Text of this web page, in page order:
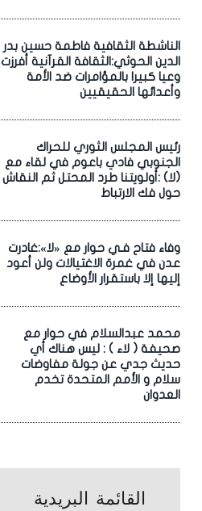
الناشطة الثقافية فاطمة حسين بدر
الدين الحوثي:الثقافة القرآنية أفرزت
وعيا كبيرا بالمؤامرات ضد الأمة
وأعدائها الحقيقيين
رئيس المجلس الثوري للحراك
الجنوبي فادي باعوم في لقاء مع
(لا) :أولويتنا طرد المحتل ثم النقاش
حول فك الارتباط
وفاء فتاح فـي حوار مع «لا»:غادرت
عدن في غمرة الاغتيالات ولن أعود
إليها إلا باستقرار الأوضاع
محمد عبدالسلام في حوار مع
صحيفة ( لاء ) : ليس هناك أي
حديث جدي عن جولة مفاوضات
سلام و الأمم المتحدة تخدم
العدوان
القائمة البريدية